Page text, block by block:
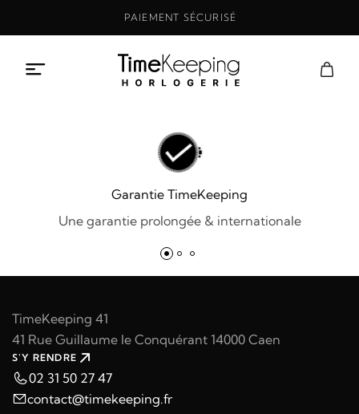
PAIEMENT SÉCURISÉ
Garantie TimeKeeping
Une garantie prolongée & internationale
TimeKeeping 41
41 Rue Guillaume le Conquérant 14000 Caen
S'Y RENDRE
02 31 50 27 47
contact@timekeeping.fr